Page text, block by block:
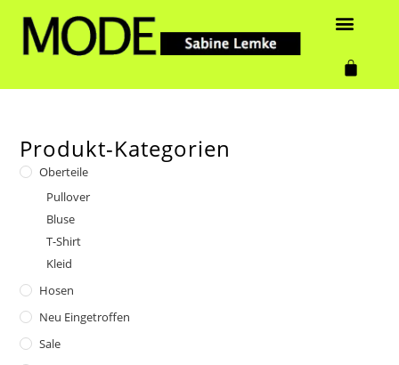
Produkt-Kategorien
Oberteile
Pullover
Bluse
T-Shirt
Kleid
Hosen
Neu Eingetroffen
Sale